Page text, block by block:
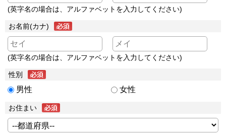
(英字名の場合は、アルファベットを入力してください)
お名前(カナ)
(英字名の場合は、アルファベットを入力してください)
性別
男性 女性
お住まい